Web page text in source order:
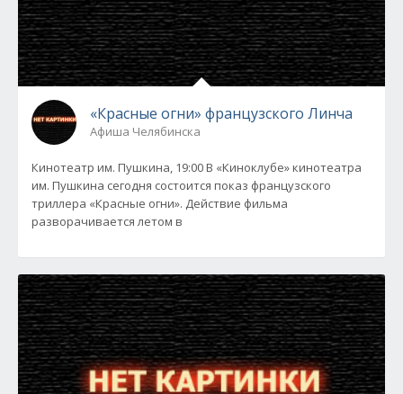
«Красные огни» французского Линча
Афиша Челябинска
Кинотеатр им. Пушкина, 19:00 В «Киноклубе» кинотеатра
им. Пушкина сегодня состоится показ французского
триллера «Красные огни». Действие фильма
разворачивается летом в